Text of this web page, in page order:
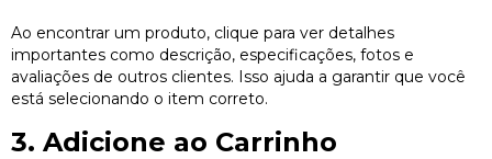
Ao encontrar um produto, clique para ver detalhes
importantes como descrição, especificações, fotos e
avaliações de outros clientes. Isso ajuda a garantir que você
está selecionando o item correto.
3. Adicione ao Carrinho